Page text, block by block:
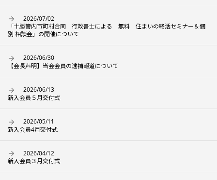
2026/07/02
「十勝管内市町村合同 行政書士による 無料 住まいの終活セミナー＆個
別 相談会」の開催について
2026/06/30
【会長声明】当会会員の逮捕報道について
2026/06/13
新入会員５月交付式
2026/05/11
新入会員4月交付式
2026/04/12
新入会員３月交付式